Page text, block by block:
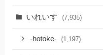
いれいす (7,935)
-hotoke- (1,197)